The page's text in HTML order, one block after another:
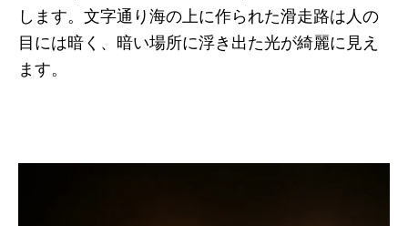
します。文字通り海の上に作られた滑走路は人の
目には暗く、暗い場所に浮き出た光が綺麗に見え
ます。